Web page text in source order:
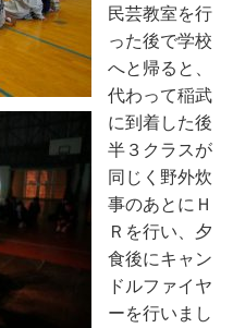
民芸教室を行
った後で学校
へと帰ると、
代わって稲武
に到着した後
半３クラスが
同じく野外炊
事のあとにＨ
Ｒを行い、夕
食後にキャン
ドルファイヤ
ーを行いまし